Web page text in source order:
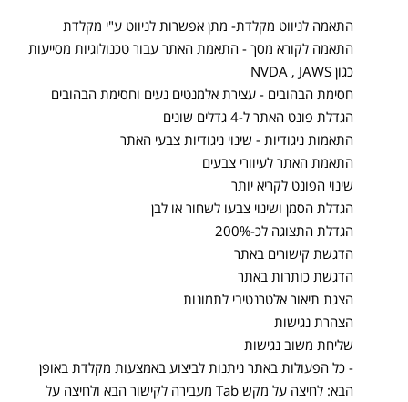
התאמה לניווט מקלדת- מתן אפשרות לניווט ע"י מקלדת
התאמה לקורא מסך - התאמת האתר עבור טכנולוגיות מסייעות
כגון NVDA , JAWS
חסימת הבהובים - עצירת אלמנטים נעים וחסימת הבהובים
הגדלת פונט האתר ל-4 גדלים שונים
התאמות ניגודיות - שינוי ניגודיות צבעי האתר
התאמת האתר לעיוורי צבעים
שינוי הפונט לקריא יותר
הגדלת הסמן ושינוי צבעו לשחור או לבן
הגדלת התצוגה לכ-200%
הדגשת קישורים באתר
הדגשת כותרות באתר
הצגת תיאור אלטרנטיבי לתמונות
הצהרת נגישות
שליחת משוב נגישות
- כל הפעולות באתר ניתנות לביצוע באמצעות מקלדת באופן
הבא: לחיצה על מקש Tab מעבירה לקישור הבא ולחיצה על